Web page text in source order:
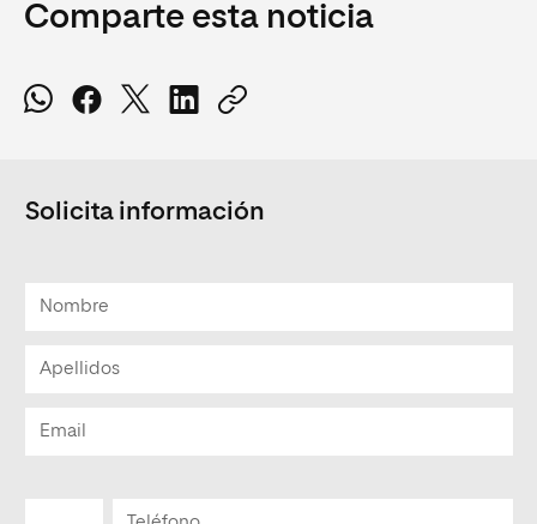
Comparte esta noticia
Solicita información